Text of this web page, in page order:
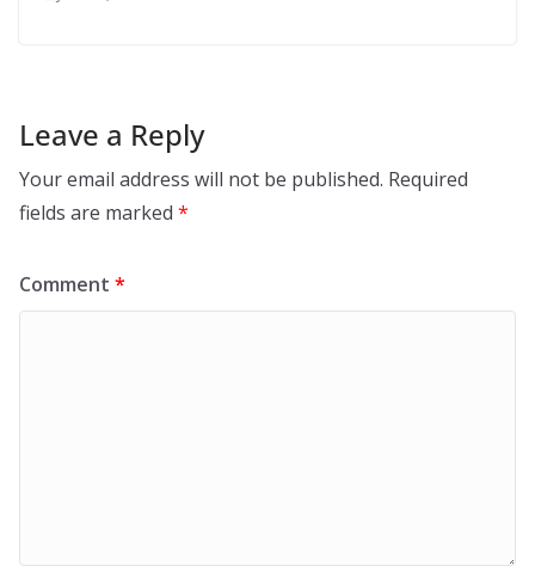
Leave a Reply
Your email address will not be published. Required
fields are marked *
Comment *